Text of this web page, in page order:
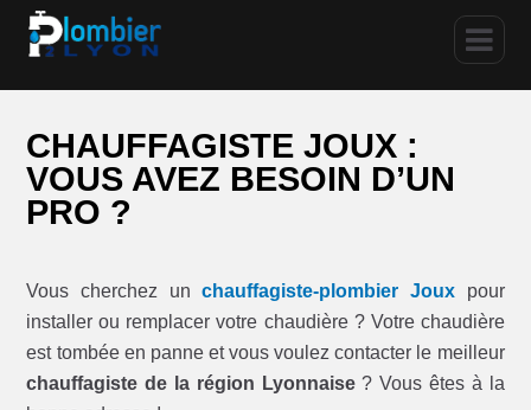
CHAUFFAGISTE JOUX :
VOUS AVEZ BESOIN D’UN
PRO ?
Vous cherchez unchauffagiste-plombier Jouxpour
installer ou remplacer votre chaudière ? Votre chaudière
est tombée en panne et vous voulez contacter le meilleur
chauffagiste de la région Lyonnaise? Vous êtes à la